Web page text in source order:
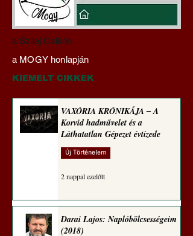
Hajdu Zoltán:
Transzhumanizmus és
technomorál ‒ 21/28.
Rugalmas technomorál:
a Szilaj Csikón
a MOGY honlapján
KIEMELT CIKKEK
VAXÓRIA KRÓNIKÁJA ‒ A
Korvid hadművelet és a
Láthatatlan Gépezet évtizede
Új Történelem
2 nappal ezelőtt
Darai Lajos: Naplóbölcsességeim
(2018)